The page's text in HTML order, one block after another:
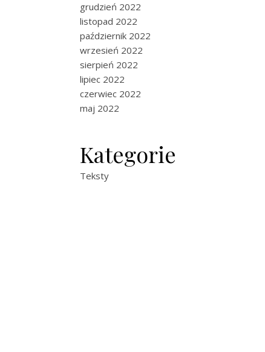
grudzień 2022
listopad 2022
październik 2022
wrzesień 2022
sierpień 2022
lipiec 2022
czerwiec 2022
maj 2022
Kategorie
Teksty